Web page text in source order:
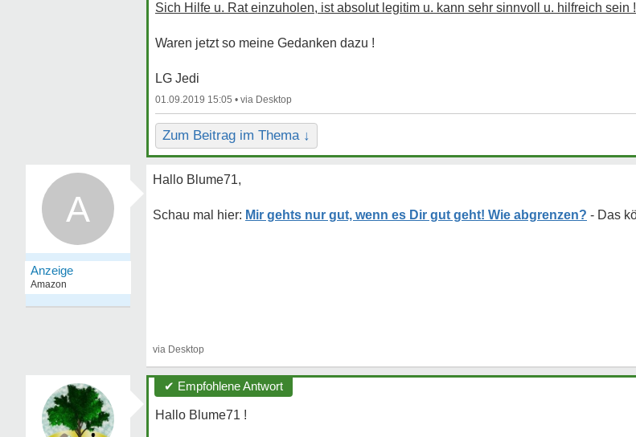
Sich Hilfe u. Rat einzuholen, ist absolut legitim u. kann sehr sinnvoll u. hilfreich sein !
Waren jetzt so meine Gedanken dazu !
LG Jedi
01.09.2019 15:05 •
Zum Beitrag im Thema ↓
A
Hallo Blume71,
Mir gehts nur gut, wenn es Dir gut geht! Wie abgrenzen?
✔ Empfohlene Antwort
Hallo Blume71 !